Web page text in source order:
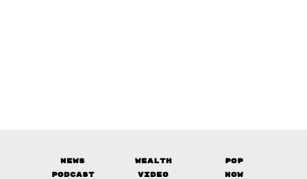
News Wealth
Pop
Podcast
Video
Now